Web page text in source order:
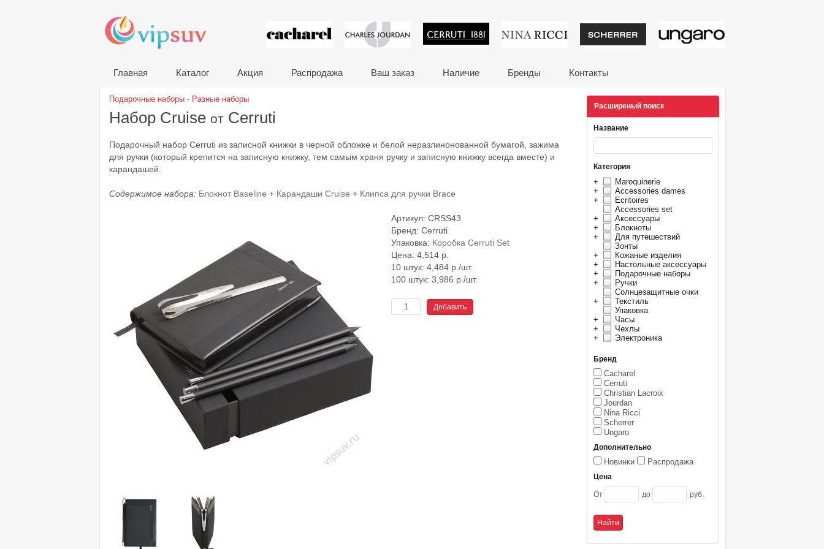
VIP сувениры и корпоративные подарки от
Главная Каталог Акция Распродажа Ваш заказ Наличие Бренды Контакты
Расширеный поиск
Название
Категория
+
Maroquinerie
+
Accessories dames
+
Ecritoires
Accessories set
+
Аксессуары
+
Блокноты
+
Для путешествий
Зонты
+
Кожаные изделия
+
Настольные аксессуары
+
Подарочные наборы
+
Ручки
Солнцезащитные очки
+
Текстиль
Упаковка
+
Часы
+
Чехлы
+
Электроника
Бренд
Cacharel
Cerruti
Christian Lacroix
Jourdan
Nina Ricci
Scherrer
Ungaro
Дополнительно
Новинки Распродажа
Цена
От до руб.
Подарочные наборы - Разные наборы
Набор Cruise от Cerruti
Подарочный набор Cerruti из записной книжки в черной обложке и белой неразлинонованной бумагой, зажима
для ручки (который крепится на записную книжку, тем самым храня ручку и записную книжку всегда вместе) и
карандашей.
Содержимое набора: Блокнот Baseline + Карандаши Cruise + Клипса для ручки Brace
Артикул: CRSS43
Бренд: Cerruti
Упаковка: Коробка Cerruti Set
Цена: 4,514 р.
10 штук: 4,484 р./шт.
100 штук: 3,986 р./шт.